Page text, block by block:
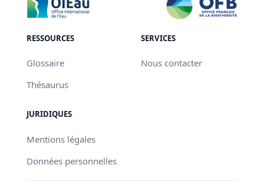
RESSOURCES
Glossaire
Thésaurus
SERVICES
Nous contacter
JURIDIQUES
Mentions légales
Données personnelles